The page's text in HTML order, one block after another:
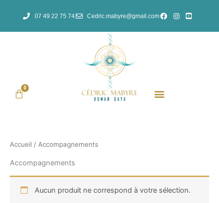
07 49 22 75 74 Cedric.mabyre@gmail.com
0
Panier
Accueil / Accompagnements
Accompagnements
Aucun produit ne correspond à votre sélection.